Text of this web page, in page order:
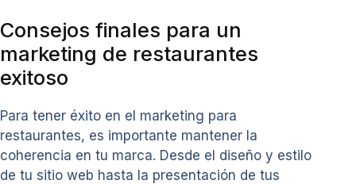
Consejos finales para un
marketing de restaurantes
exitoso
Para tener éxito en el marketing para
restaurantes, es importante mantener la
coherencia en tu marca. Desde el diseño y estilo
de tu sitio web hasta la presentación de tus